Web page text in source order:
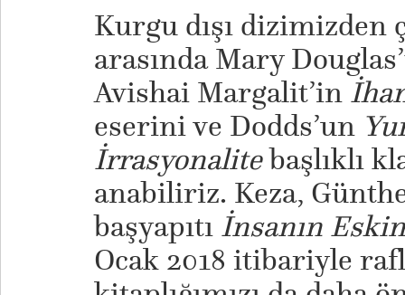
Kurgu dışı dizimizden
arasında Mary
Avishai Margalit’in
eserini ve Dodds’un
İrrasyonalitebaşlıklı
anabiliriz. Keza,
başyapıtı İnsanın
Ocak 2018 itibariyle